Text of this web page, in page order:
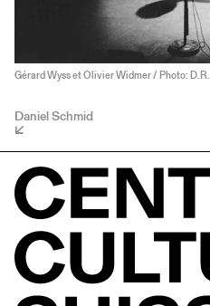
Gérard Wyss et Olivier Widmer / Photo: D.R.
Daniel Schmid